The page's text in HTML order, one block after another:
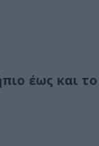
έως και